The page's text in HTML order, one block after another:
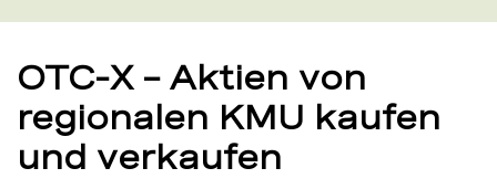
OTC-X – Aktien von
regionalen KMU kaufen
und verkaufen